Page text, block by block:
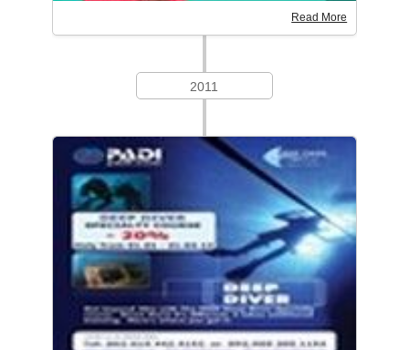
Read More
2011